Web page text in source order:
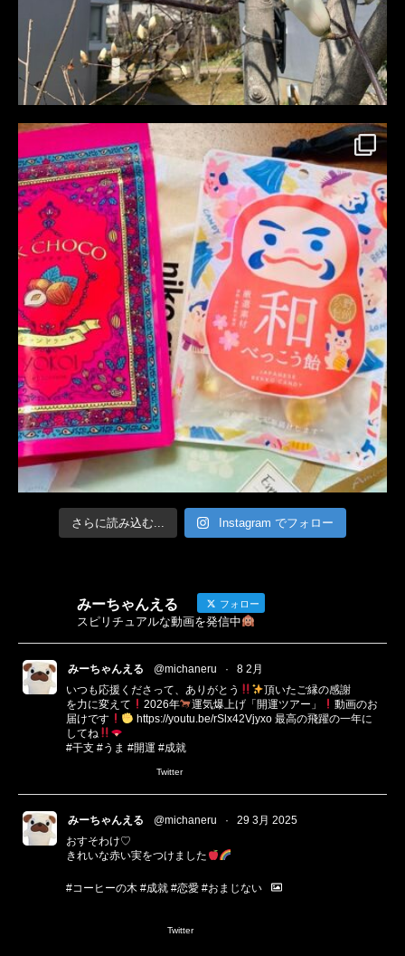
さらに読み込む... Instagram でフォロー
みーちゃんえる フォロー
スピリチュアルな動画を発信中
みーちゃんえる @michaneru ·
8 2月
いつも応援くださって、ありがとう
頂いたご縁の感謝
を力に変えて
2026年 運気爆上げ「開運ツアー」
動画のお
届けです
https://youtu.be/rSlx42Vjyxo 最高の飛躍の一年に
してね
#干支 #うま #開運 #成就
Twitter
みーちゃんえる @michaneru ·
29 3月 2025
おすそわけ♡
きれいな赤い実をつけました
#コーヒーの木 #成就 #恋愛 #おまじない
Twitter